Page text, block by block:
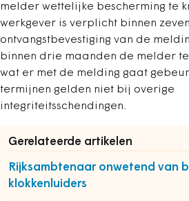
melder wettelijke bescherming te
werkgever is verplicht binnen
ontvangstbevestiging van de
binnen drie maanden de melder
wat er met de melding gaat
termijnen gelden niet bij overige
integriteitsschendingen.
Gerelateerde artikelen
Rijksambtenaar onwetend van
klokkenluiders